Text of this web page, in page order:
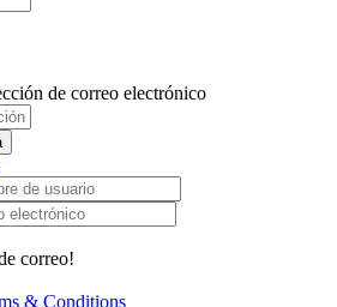
de correo electrónico
correo!
& Conditions